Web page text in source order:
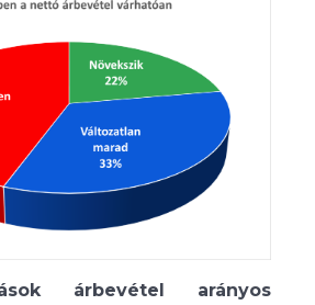
árbevétel arányos